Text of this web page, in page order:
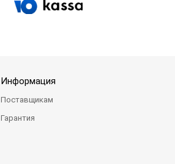
Информация
Поставщикам
Гарантия